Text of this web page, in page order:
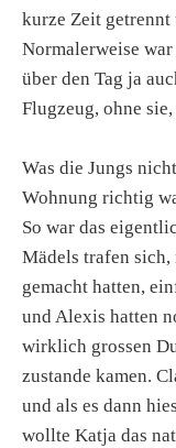
kurze Zeit getrennt
Normalerweise
über den Tag ja
Flugzeug, ohne
Was die Jungs
Wohnung richtig
So war das
Mädels trafen sich,
gemacht hatten,
und Alexis hatten
wirklich grossen
zustande kamen.
und als es dann
wollte Katja das